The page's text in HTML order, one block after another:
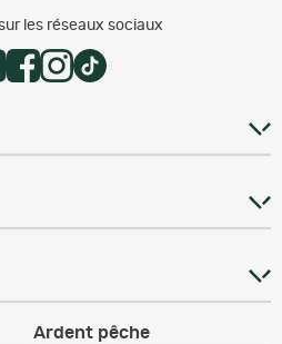
les réseaux sociaux
Ardent pêche